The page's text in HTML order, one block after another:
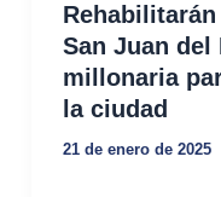
San Juan
millonaria
la ciudad
21 de enero de 2025